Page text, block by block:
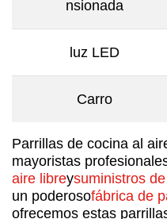
nsionada
luz LED
Carro
Parrillas de cocina al
mayoristas
aire libreysuministros
un poderosofábrica de
ofrecemos estas